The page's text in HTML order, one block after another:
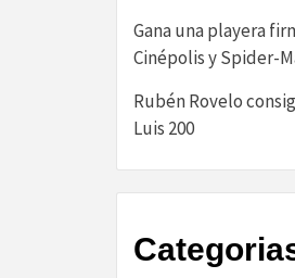
Gana una playera
Cinépolis y Spider-
Rubén Rovelo
Luis 200